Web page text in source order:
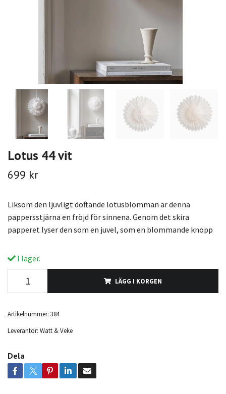
Lotus 44 vit
699 kr
Liksom den ljuvligt doftande lotusblomman är denna
pappersstjärna en fröjd för sinnena. Genom det skira
papperet lyser den som en juvel, som en blommande knopp
I lager.
LÄGG I KORGEN
Artikelnummer: 384
Leverantör: Watt & Veke
Dela